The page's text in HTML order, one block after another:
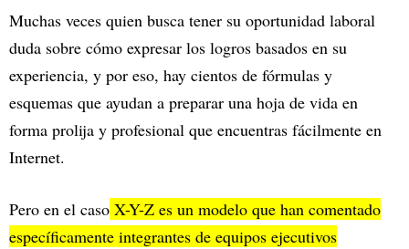
Muchas veces quien busca tener su oportunidad laboral
duda sobre cómo expresar los logros basados en su
experiencia, y por eso, hay cientos de fórmulas y
esquemas que ayudan a preparar una hoja de vida en
forma prolija y profesional que encuentras fácilmente en
Internet.
Pero en el caso X-Y-Z es un modelo que han comentado
específicamente integrantes de equipos ejecutivos